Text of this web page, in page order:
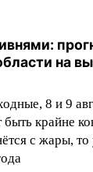
могут
Fitness»
селах
на
8 и 9
крайне
с жары,